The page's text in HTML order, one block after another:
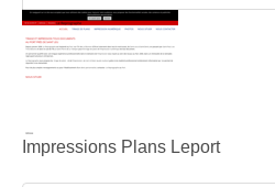
Impressions Plans Leport